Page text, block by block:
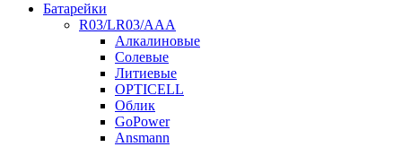
Батарейки
R03/LR03/AAA
Алкалиновые
Солевые
Литиевые
OPTICELL
Облик
GoPower
Ansmann